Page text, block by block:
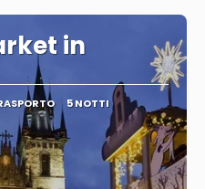
in
5 NOTTI